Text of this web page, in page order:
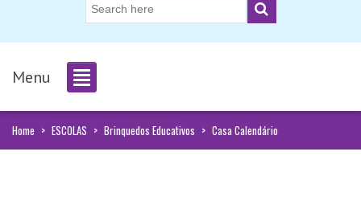
Menu
Home > ESCOLAS > Brinquedos Educativos > Casa Calendário